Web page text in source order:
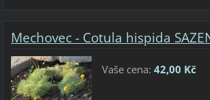
Mechovec - Cotula hispida
Vaše cena: 42,00 Kč